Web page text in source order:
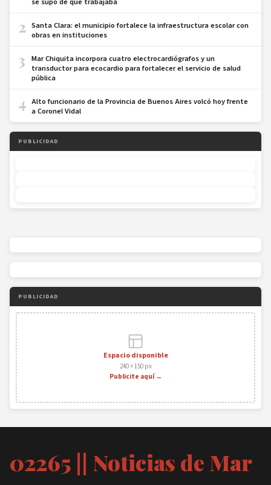
2 Santa Clara: el municipio fortalece la infraestructura escolar con
obras en instituciones
3
Mar Chiquita incorpora cuatro electrocardiógrafos y un
transductor para ecocardio para fortalecer el servicio de salud
pública
4 Alto funcionario de la Provincia de Buenos Aires volcó hoy frente
a Coronel Vidal
PUBLICIDAD
PUBLICIDAD
Espacio disponible
240 × 150 px
Publicite aquí →
02265 || Noticias de Mar